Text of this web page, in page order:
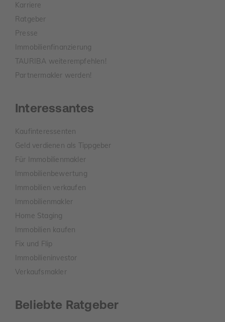
Karriere
Ratgeber
Presse
Immobilienfinanzierung
TAURIBA weiterempfehlen!
Partnermakler werden!
Interessantes
Kaufinteressenten
Geld verdienen als Tippgeber
Für Immobilienmakler
Immobilienbewertung
Immobilien verkaufen
Immobilienmakler
Home Staging
Immobilien kaufen
Fix und Flip
Immobilieninvestor
Verkaufsmakler
Beliebte Ratgeber